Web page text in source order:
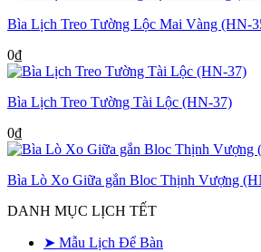
Bìa Lịch Treo Tường Lộc Mai Vàng (HN-
0₫
Bìa Lịch Treo Tường Tài Lộc (HN-37)
0₫
Bìa Lò Xo Giữa gắn Bloc Thịnh Vượng
DANH MỤC LỊCH TẾT
➤ Mẫu Lịch Để Bàn